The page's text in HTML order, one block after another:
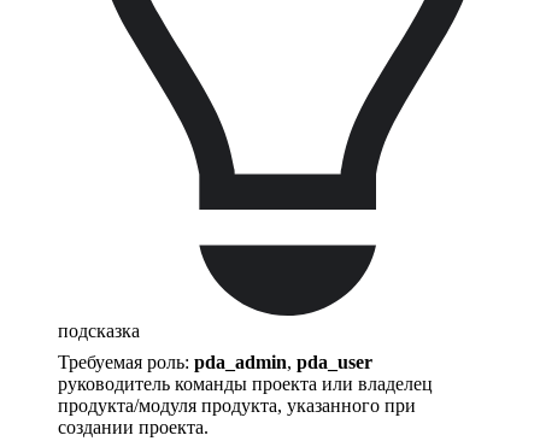
подсказка
Требуемая роль: pda_admin, pda_user
руководитель команды проекта или владелец
продукта/модуля продукта, указанного при
создании проекта.